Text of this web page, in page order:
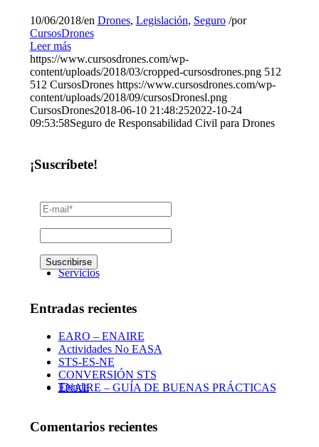
Servicios
Tienda
10/06/2018/en Drones, Legislación, Seguro /por
CursosDrones
Leer más
https://www.cursosdrones.com/wp-
content/uploads/2018/03/cropped-cursosdrones.png 512
512 CursosDrones https://www.cursosdrones.com/wp-
content/uploads/2018/09/cursosDronesl.png
CursosDrones2018-06-10 21:48:252022-10-24
09:53:58Seguro de Responsabilidad Civil para Drones
¡Suscríbete!
Entradas recientes
EARO – ENAIRE
Actividades No EASA
STS-ES-NE
CONVERSIÓN STS
ENAIRE – GUÍA DE BUENAS PRÁCTICAS
Comentarios recientes